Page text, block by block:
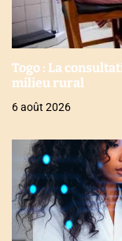
Togo : La
milieu rural
6 août 2026